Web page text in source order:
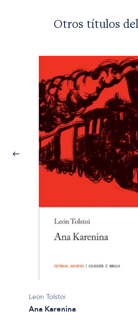
Otros títulos
León Tolstoi
Ana Karenina